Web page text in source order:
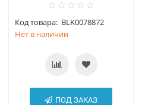
Код товара: BLK0078872
Нет в наличии
ПОД ЗАКАЗ